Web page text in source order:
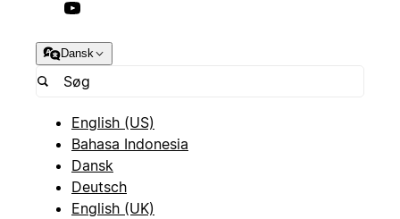
Dansk
English (US)
Bahasa Indonesia
Dansk
Deutsch
English (UK)